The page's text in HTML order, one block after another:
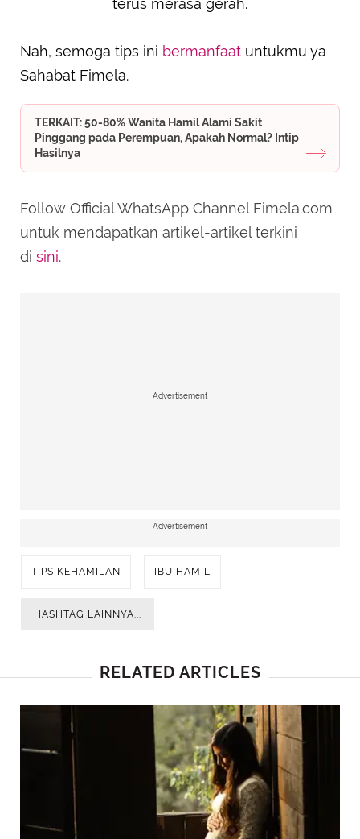
terus merasa gerah.
Nah, semoga tips ini bermanfaat untukmu ya
Sahabat Fimela.
TERKAIT: 50-80% Wanita Hamil Alami Sakit
Pinggang pada Perempuan, Apakah Normal? Intip
Hasilnya
Follow Official WhatsApp Channel Fimela.com
untuk mendapatkan artikel-artikel terkini
di sini.
Advertisement
Advertisement
TIPS KEHAMILAN IBU HAMIL
HASHTAG LAINNYA...
RELATED ARTICLES